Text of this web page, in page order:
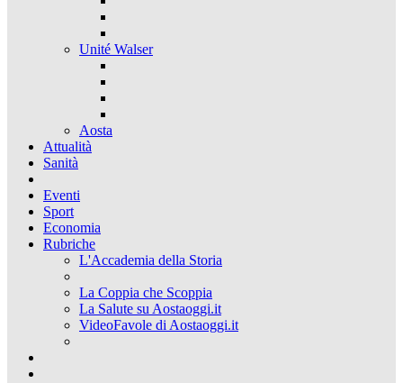
Unité Walser
Aosta
Attualità
Sanità
Eventi
Sport
Economia
Rubriche
L'Accademia della Storia
La Coppia che Scoppia
La Salute su Aostaoggi.it
VideoFavole di Aostaoggi.it